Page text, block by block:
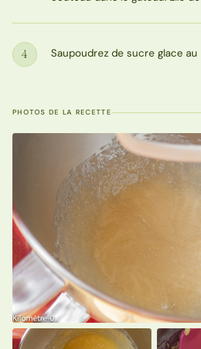
Étape
4 Saupoudrez de sucre glace
PHOTOS DE LA RECETTE